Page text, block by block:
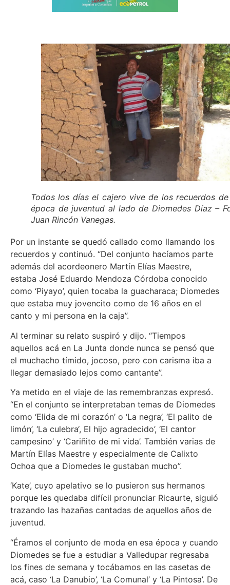
Todos los días el cajero vive de los recuerdos de
época de juventud al lado de Diomedes Díaz –
Juan Rincón Vanegas.
Por un instante se quedó callado como llamando los
recuerdos y continuó. “Del conjunto hacíamos parte
además del acordeonero Martín Elías Maestre,
estaba José Eduardo Mendoza Córdoba conocido
como ‘Piyayo’, quien tocaba la guacharaca; Diomedes
que estaba muy jovencito como de 16 años en el
canto y mi persona en la caja”.
Al terminar su relato suspiró y dijo. “Tiempos
aquellos acá en La Junta donde nunca se pensó que
el muchacho tímido, jocoso, pero con carisma iba a
llegar demasiado lejos como cantante”.
Ya metido en el viaje de las remembranzas expresó.
“En el conjunto se interpretaban temas de Diomedes
como ‘Elida de mi corazón’ o ‘La negra’, ‘El palito de
limón’, ‘La culebra‘, El hijo agradecido’, ‘El cantor
campesino’ y ‘Cariñito de mi vida’. También varias de
Martín Elías Maestre y especialmente de Calixto
Ochoa que a Diomedes le gustaban mucho”.
‘Kate’, cuyo apelativo se lo pusieron sus hermanos
porque les quedaba difícil pronunciar Ricaurte, siguió
trazando las hazañas cantadas de aquellos años de
juventud.
“Éramos el conjunto de moda en esa época y cuando
Diomedes se fue a estudiar a Valledupar regresaba
los fines de semana y tocábamos en las casetas de
acá, caso ‘La Danubio’, ‘La Comunal’ y ‘La Pintosa’. De